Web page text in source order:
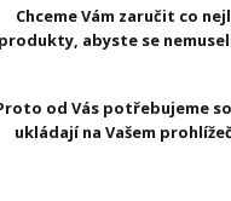
Skladem -
košíku
Chceme Vám zaručit co
produkty, abyste se
od Vás potřebujeme
ukládají na Vašem